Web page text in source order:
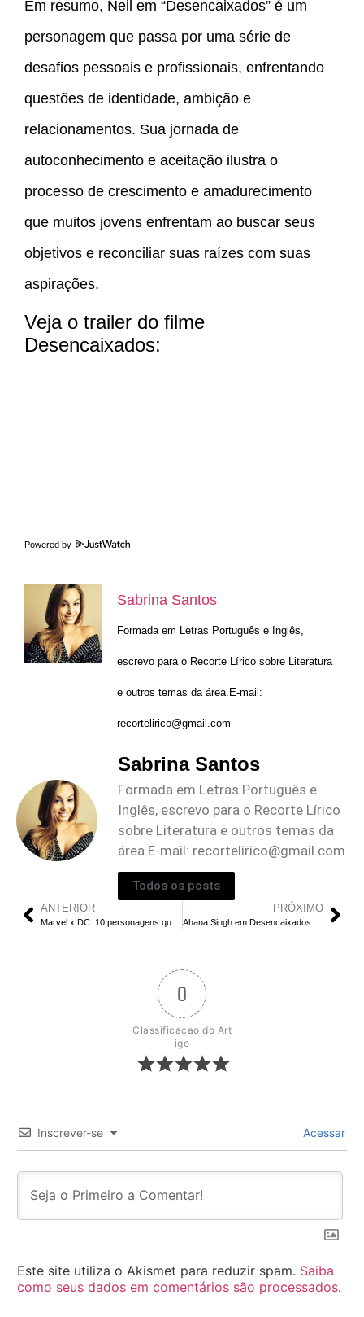
Em resumo, Neil em “Desencaixados” é um
personagem que passa por uma série de
desafios pessoais e profissionais, enfrentando
questões de identidade, ambição e
relacionamentos. Sua jornada de
autoconhecimento e aceitação ilustra o
processo de crescimento e amadurecimento
que muitos jovens enfrentam ao buscar seus
objetivos e reconciliar suas raízes com suas
aspirações.
Veja o trailer do filme
Desencaixados:
Powered by
Sabrina Santos
Formada em Letras Português e Inglês,
escrevo para o Recorte Lírico sobre Literatura
e outros temas da área.E-mail:
recortelirico@gmail.com
Sabrina Santos
Formada em Letras Português e
Inglês, escrevo para o Recorte Lírico
sobre Literatura e outros temas da
área.E-mail: recortelirico@gmail.com
Todos os posts
ANTERIOR PRÓXIMO
0
Classificacao do Art
igo
Inscrever-se Acessar
Este site utiliza o Akismet para reduzir spam. Saiba
como seus dados em comentários são processados.